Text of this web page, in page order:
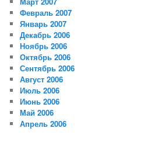
Февраль 2007
Январь 2007
Декабрь 2006
Ноябрь 2006
Октябрь 2006
Сентябрь 2006
Август 2006
Июль 2006
Июнь 2006
Май 2006
Апрель 2006